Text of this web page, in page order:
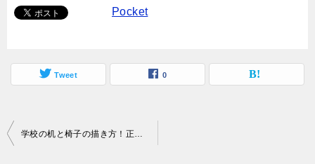
Pocket
Tweet 0
投
学校の机と椅子の描き方！正面を一点透視図法で描くには？